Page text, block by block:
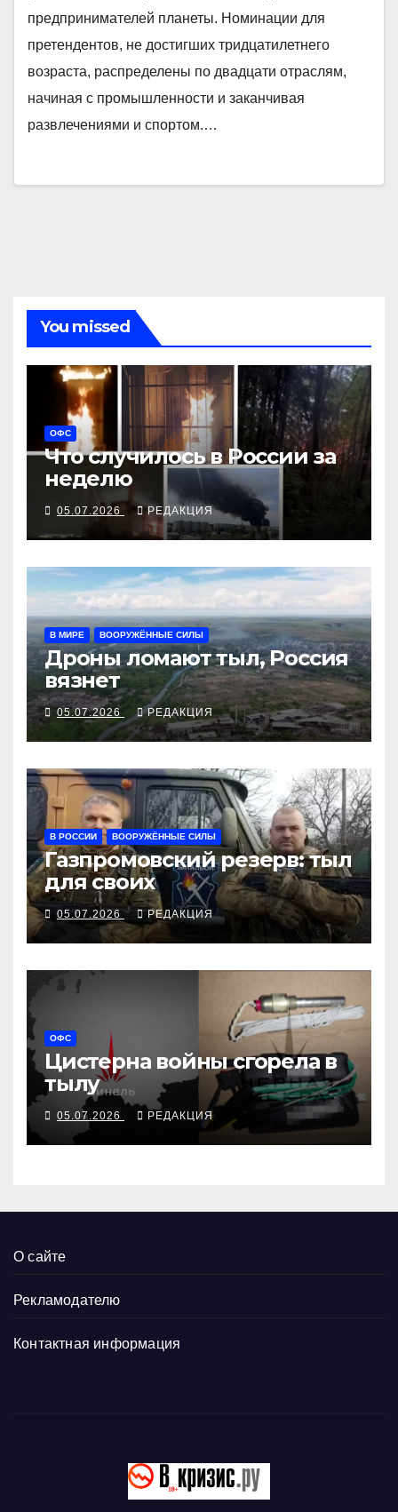
предпринимателей планеты. Номинации для
претендентов, не достигших тридцатилетнего
возраста, распределены по двадцати отраслям,
начиная с промышленности и заканчивая
развлечениями и спортом.…
You missed
ОФС
Что случилось в России за
неделю
05.07.2026 РЕДАКЦИЯ
В МИРЕ ВООРУЖЁННЫЕ СИЛЫ
Дроны ломают тыл, Россия
вязнет
05.07.2026 РЕДАКЦИЯ
В РОССИИ ВООРУЖЁННЫЕ СИЛЫ
Газпромовский резерв: тыл
для своих
05.07.2026 РЕДАКЦИЯ
ОФС
Цистерна войны сгорела в
тылу
05.07.2026 РЕДАКЦИЯ
О сайте
Рекламодателю
Контактная информация